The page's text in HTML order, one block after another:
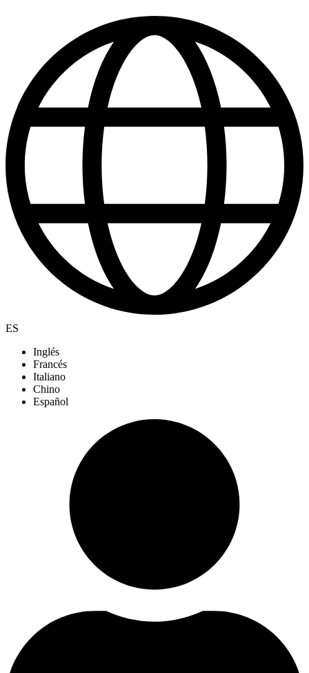
ES
Inglés
Francés
Italiano
Chino
Español